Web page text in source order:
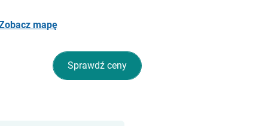
mapę
Sprawdź ceny